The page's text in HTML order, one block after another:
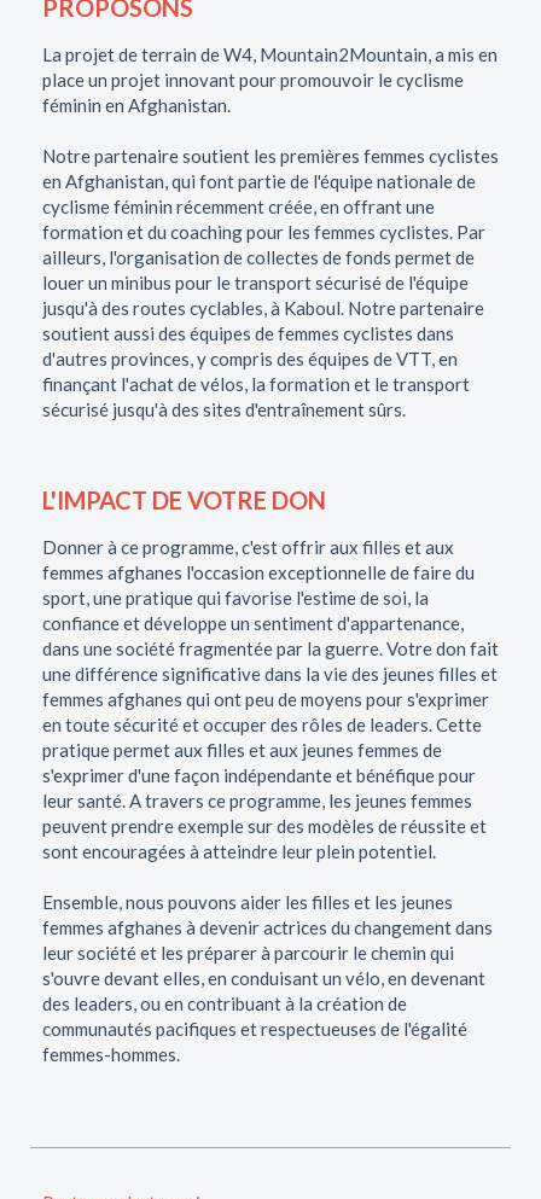
PROPOSONS
La projet de terrain de W4, Mountain2Mountain, a mis en
place un projet innovant pour promouvoir le cyclisme
féminin en Afghanistan.
Notre partenaire soutient les premières femmes cyclistes
en Afghanistan, qui font partie de l'équipe nationale de
cyclisme féminin récemment créée, en offrant une
formation et du coaching pour les femmes cyclistes. Par
ailleurs, l'organisation de collectes de fonds permet de
louer un minibus pour le transport sécurisé de l'équipe
jusqu'à des routes cyclables, à Kaboul. Notre partenaire
soutient aussi des équipes de femmes cyclistes dans
d'autres provinces, y compris des équipes de VTT, en
finançant l'achat de vélos, la formation et le transport
sécurisé jusqu'à des sites d'entraînement sûrs.
L'IMPACT DE VOTRE DON
Donner à ce programme, c'est offrir aux filles et aux
femmes afghanes l'occasion exceptionnelle de faire du
sport, une pratique qui favorise l'estime de soi, la
confiance et développe un sentiment d'appartenance,
dans une société fragmentée par la guerre. Votre don fait
une différence significative dans la vie des jeunes filles et
femmes afghanes qui ont peu de moyens pour s'exprimer
en toute sécurité et occuper des rôles de leaders. Cette
pratique permet aux filles et aux jeunes femmes de
s'exprimer d'une façon indépendante et bénéfique pour
leur santé. A travers ce programme, les jeunes femmes
peuvent prendre exemple sur des modèles de réussite et
sont encouragées à atteindre leur plein potentiel.
Ensemble, nous pouvons aider les filles et les jeunes
femmes afghanes à devenir actrices du changement dans
leur société et les préparer à parcourir le chemin qui
s'ouvre devant elles, en conduisant un vélo, en devenant
des leaders, ou en contribuant à la création de
communautés pacifiques et respectueuses de l'égalité
femmes-hommes.